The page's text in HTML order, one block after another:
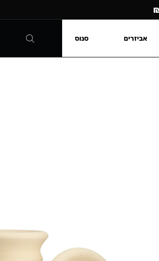
אביזרים סנוס